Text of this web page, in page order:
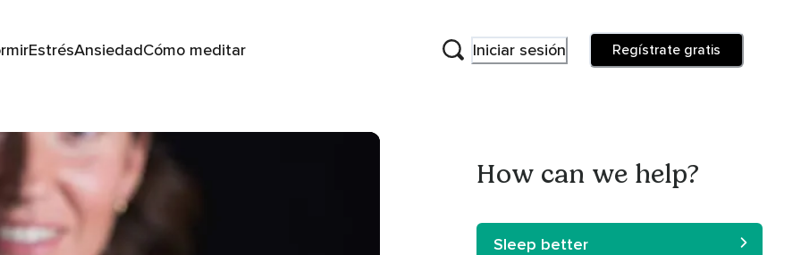
EstrésAnsiedadCómo meditar Iniciar sesión Regístrate gratis
How can we help?
Sleep better